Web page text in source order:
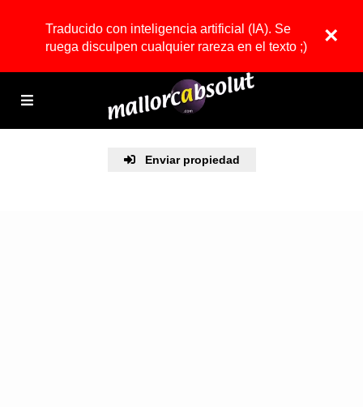
Traducido con inteligencia artificial (IA). Se
ruega disculpen cualquier rareza en el texto ;)
×
Enviar propiedad